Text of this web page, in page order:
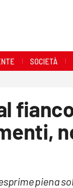
SOCIETÀ
piena